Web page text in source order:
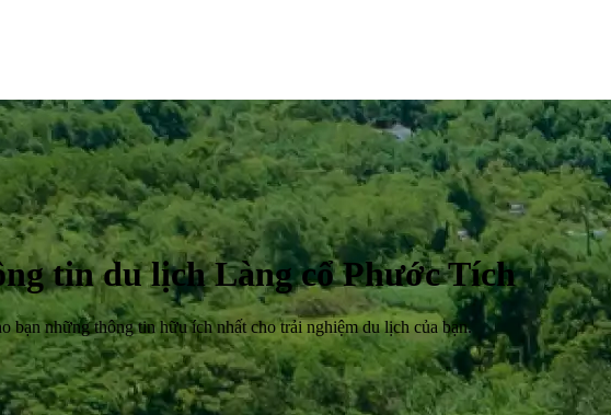
tin du lịch Làng cổ Phước Tích
bạn những thông tin hữu ích nhất cho trải nghiệm du lịch của bạn.